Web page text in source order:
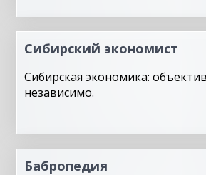
Сибирский экономист
Сибирская экономика:
независимо.
Бабропедия